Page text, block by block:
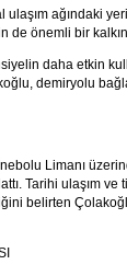
ulaşım ağındaki
önemli bir
daha etkin
demiryolu
Limanı
Tarihi ulaşım
belirten